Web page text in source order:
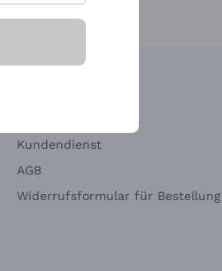
in 3 Raten
Kundendienst
AGB
Widerrufsformular für Bestellung